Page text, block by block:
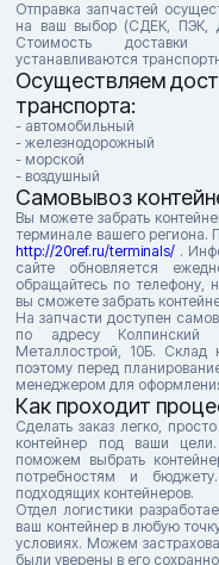
Отправка запчастей
на ваш выбор (СДЕК, ПЭК,
Стоимость доставки
устанавливаются
Осуществляем
транспорта:
- автомобильный
- железнодорожный
- морской
- воздушный
Самовывоз
Вы можете забрать
терминале вашего региона.
http://20ref.ru/terminals/ .
сайте обновляется
обращайтесь по телефону,
вы сможете забрать
На запчасти доступен
по адресу
Металлострой, 10Б. Склад
поэтому перед
менеджером для
Как проходит
Сделать заказ легко,
контейнер под ваши
поможем выбрать
потребностям и
подходящих контейнеров.
Отдел логистики
ваш контейнер в любую
условиях. Можем
были уверены в его